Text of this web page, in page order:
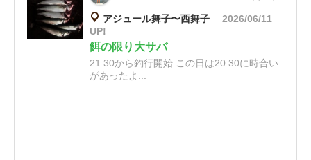
アジュール舞子〜西舞子
2026/06/11
UP!
餌の限り大サバ
21:30から釣行開始 この日は20:30に時合い
があったよ...